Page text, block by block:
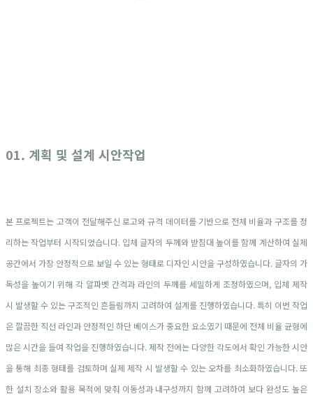
01. 계획 및 설계 시안작업
본 프로젝트는 고객이 전달해주신 로고와 규격 데이터를 기반으로 전체 비율과 구조를 정
리하는 작업부터 시작되었습니다. 입체 글자의 두께와 받침대 높이를 함께 계산하여 실제
공간에서 가장 안정적으로 보일 수 있는 형태로 디자인 시안을 구성하였습니다. 글자의 가
독성을 높이기 위해 각 알파벳 간격과 라인의 두께를 세밀하게 조정하였으며, 입체 제작
시 발생할 수 있는 구조적인 흔들림까지 고려하여 설계를 진행하였습니다. 특히 이번 작업
은 깔끔한 직선 라인과 안정적인 하단 베이스가 중요한 요소였기 때문에 전체 비율 균형에
많은 시간을 들여 작업을 진행하였습니다. 제작 전에는 다양한 각도에서 확인 가능한 시안
을 통해 최종 형태를 검토하며 실제 제작 시 발생할 수 있는 오차를 최소화하였습니다. 또
한 설치 장소와 활용 목적에 맞춰 이동성과 내구성까지 함께 고려하여 보다 완성도 높은